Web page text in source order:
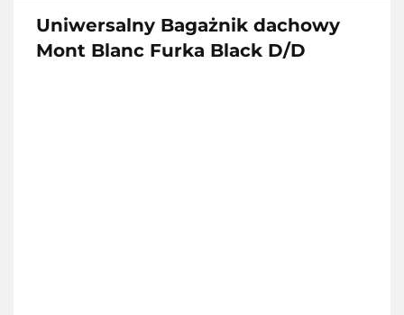
Uniwersalny Bagażnik dachowy
Mont Blanc Furka Black D/D